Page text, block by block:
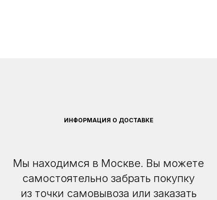
ИНФОРМАЦИЯ О ДОСТАВКЕ
Мы находимся в Москве. Вы можете
самостоятельно забрать покупку
из точки самовывоза или заказать